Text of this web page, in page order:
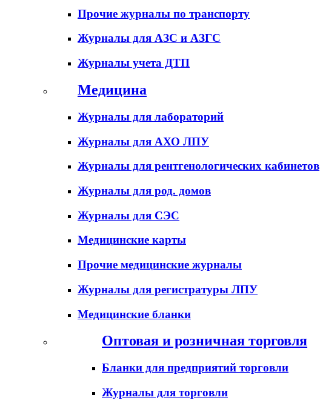
Прочие журналы по транспорту
Журналы для АЗС и АЗГС
Журналы учета ДТП
Медицина
Журналы для лабораторий
Журналы для АХО ЛПУ
Журналы для рентгенологических кабинетов
Журналы для род. домов
Журналы для СЭС
Медицинские карты
Прочие медицинские журналы
Журналы для регистратуры ЛПУ
Медицинские бланки
Оптовая и розничная торговля
Бланки для предприятий торговли
Журналы для торговли